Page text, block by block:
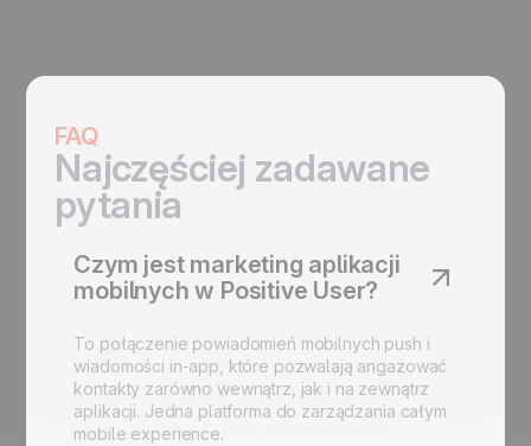
FAQ
Najczęściej zadawane
pytania
Czym jest marketing aplikacji
mobilnych w Positive User?
To połączenie powiadomień mobilnych push i
wiadomości in-app, które pozwalają angażować
kontakty zarówno wewnątrz, jak i na zewnątrz
aplikacji. Jedna platforma do zarządzania całym
mobile experience.